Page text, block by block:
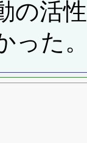
の活
った